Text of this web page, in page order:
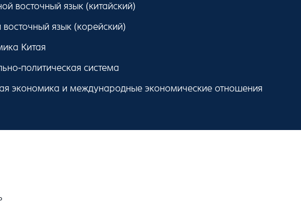
восточный язык (китайский)
восточный язык (корейский)
Китая
политическая система
экономика и международные экономические отношения